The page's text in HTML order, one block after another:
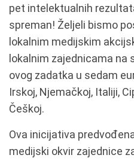
pet intelektualnih
spreman! Željeli bismo
lokalnim medijskim
lokalnim zajednicama na
ovog zadatka u sedam
Irskoj, Njemačkoj, Italiji,
Češkoj.
Ova inicijativa
medijski okvir zajednice